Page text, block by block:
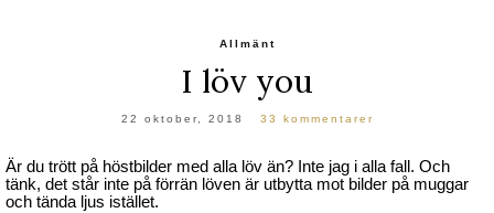
Allmänt
I löv you
22 oktober, 2018 33 kommentarer
Är du trött på höstbilder med alla löv än? Inte jag i alla fall. Och
tänk, det står inte på förrän löven är utbytta mot bilder på muggar
och tända ljus istället.